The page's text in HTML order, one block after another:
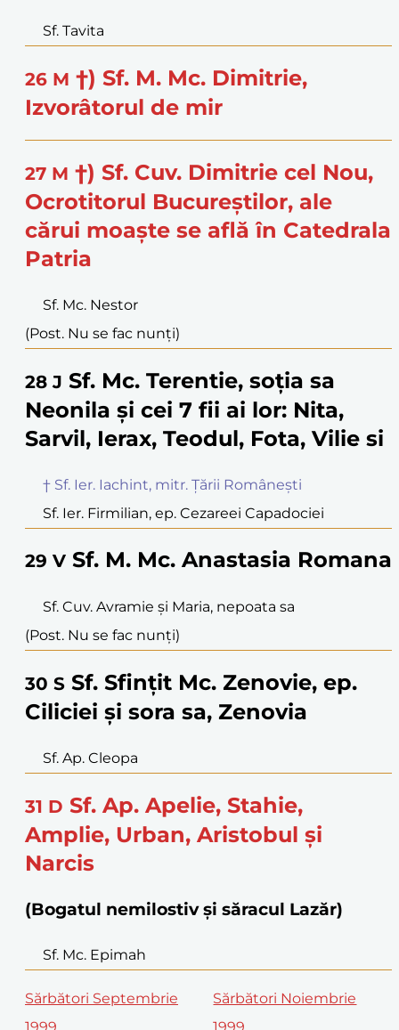
Sf. Tavita
26 M †) Sf. M. Mc. Dimitrie,
Izvorâtorul de mir
27 M †) Sf. Cuv. Dimitrie cel Nou,
Ocrotitorul Bucureștilor, ale
cărui moaște se află în Catedrala
Patria
Sf. Mc. Nestor
(Post. Nu se fac nunți)
28 J Sf. Mc. Terentie, soția sa
Neonila și cei 7 fii ai lor: Nita,
Sarvil, Ierax, Teodul, Fota, Vilie si
† Sf. Ier. Iachint, mitr. Țării Românești
Sf. Ier. Firmilian, ep. Cezareei Capadociei
29 V Sf. M. Mc. Anastasia Romana
Sf. Cuv. Avramie și Maria, nepoata sa
(Post. Nu se fac nunți)
30 S Sf. Sfințit Mc. Zenovie, ep.
Ciliciei și sora sa, Zenovia
Sf. Ap. Cleopa
31 D Sf. Ap. Apelie, Stahie,
Amplie, Urban, Aristobul și
Narcis
(Bogatul nemilostiv și săracul Lazăr)
Sf. Mc. Epimah
Sărbători Septembrie
1999
Sărbători Noiembrie
1999